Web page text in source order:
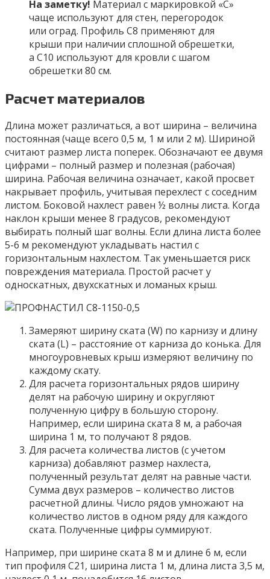
На заметку! Материал с маркировкой «С»
чаще используют для стен, перегородок
или оград. Профиль С8 применяют для
крыши при наличии сплошной обрешетки,
а С10 используют для кровли с шагом
обрешетки 80 см.
Расчет материалов
Длина может различаться, а вот ширина – величина
постоянная (чаще всего 0,5 м, 1 м или 2 м). Шириной
считают размер листа поперек. Обозначают ее двумя
цифрами – полный размер и полезная (рабочая)
ширина. Рабочая величина означает, какой просвет
накрывает профиль, учитывая перехлест с соседним
листом. Боковой нахлест равен ½ волны листа. Когда
наклон крыши менее 8 градусов, рекомендуют
выбирать полный шаг волны. Если длина листа более
5-6 м рекомендуют укладывать настил с
горизонтальным нахлестом. Так уменьшается риск
повреждения материала. Простой расчет у
односкатных, двухскатных и ломаных крыш.
Замеряют ширину ската (W) по карнизу и длину
ската (L) – расстояние от карниза до конька. Для
многоуровневых крыш измеряют величину по
каждому скату.
Для расчета горизонтальных рядов ширину
делят на рабочую ширину и округляют
полученную цифру в большую сторону.
Например, если ширина ската 8 м, а рабочая
ширина 1 м, то получают 8 рядов.
Для расчета количества листов (с учетом
карниза) добавляют размер нахлеста,
полученный результат делят на равные части.
Сумма двух размеров – количество листов
расчетной длины. Число рядов умножают на
количество листов в одном ряду для каждого
ската. Полученные цифры суммируют.
Например, при ширине ската 8 м и длине 6 м, если
тип профиля С21, ширина листа 1 м, длина листа 3,5 м,